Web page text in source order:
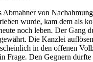
Abmahner von
wurde, kam dem als
noch leben. Der Gang
Die Kanzlei
in den offenen
Frage. Den Gegnern